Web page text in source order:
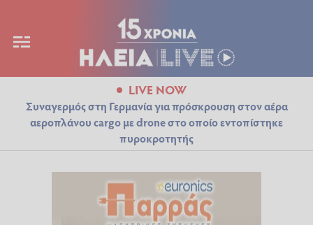
LIVE NOW
Συναγερμός στη Γερμανία για πρόσκρουση στον αέρα
αεροπλάνου cargo με drone στο οποίο εντοπίστηκε
πυροκροτητής